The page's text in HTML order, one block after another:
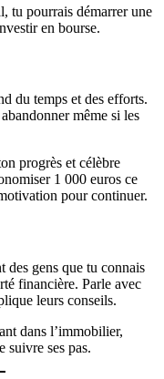
tu pourrais démarrer une
en bourse.
du temps et des efforts.
même si les
progrès et célèbre
1 000 euros ce
pour continuer.
des gens que tu connais
financière. Parle avec
leurs conseils.
dans l’immobilier,
suivre ses pas.